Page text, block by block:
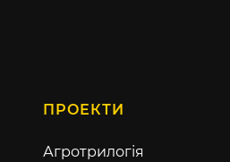
ПРОЕКТИ
Агротрилогія